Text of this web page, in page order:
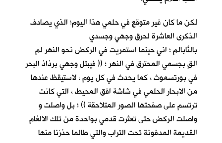
لكن ما كان غير متوقعٍ في حلمي هذا اليوم؛ الذي يصادف
الذكرى العاشرة لحرق وجهي وجسدي
بالنّابالم ؛ اني حينما استمريتُ في الركض نحو النهر لم
القِ بجسمي المحترق في النهر ؛ (( فيبتل وجهي برذاذ البحر
في بورتسموث ، كما يحدث في كل يوم ، لاستيقظ عندها
من الابحار الحلمي في شاشة افق المحيط ، التي كانت
ترتسم على صفحتها الصور المتلاحقة )) ؛ بل واصلت و
واصلت الركض حتى تعثرت قدمي بواحدة من تلك الالغام
القديمة المدفونة تحت التراب والتي طالما حذرَنا منها